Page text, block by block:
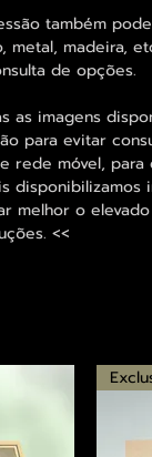
também
metal, madeira,
de opções.
as imagens
para evitar
rede móvel,
disponibilizamos
melhor o
<<